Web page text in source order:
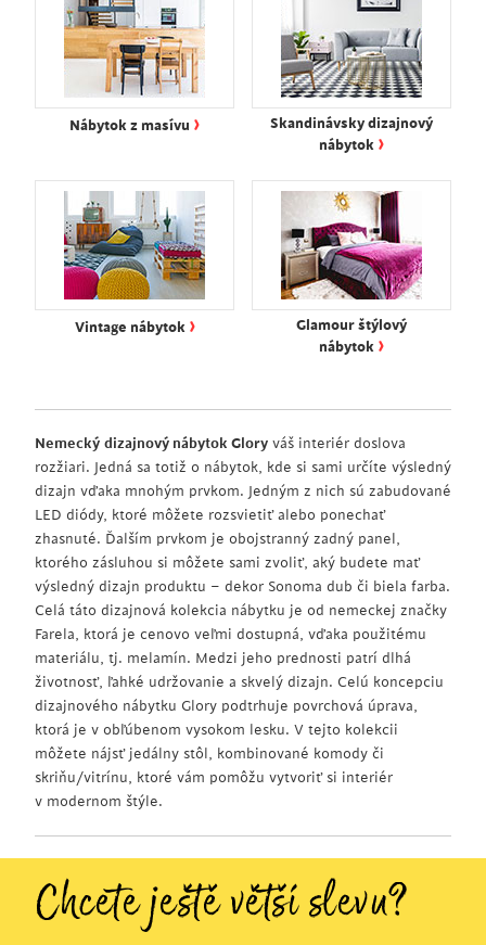
Nábytok z masívu ›
Skandinávsky dizajnový
nábytok ›
Vintage nábytok ›
Glamour štýlový
nábytok ›
Nemecký dizajnový nábytok Glory váš interiér doslova
rozžiari. Jedná sa totiž o nábytok, kde si sami určíte výsledný
dizajn vďaka mnohým prvkom. Jedným z nich sú zabudované
LED diódy, ktoré môžete rozsvietiť alebo ponechať
zhasnuté. Ďalším prvkom je obojstranný zadný panel,
ktorého zásluhou si môžete sami zvoliť, aký budete mať
výsledný dizajn produktu – dekor Sonoma dub či biela farba.
Celá táto dizajnová kolekcia nábytku je od nemeckej značky
Farela, ktorá je cenovo veľmi dostupná, vďaka použitému
materiálu, tj. melamín. Medzi jeho prednosti patrí dlhá
životnosť, ľahké udržovanie a skvelý dizajn. Celú koncepciu
dizajnového nábytku Glory podtrhuje povrchová úprava,
ktorá je v obľúbenom vysokom lesku. V tejto kolekcii
môžete nájsť jedálny stôl, kombinované komody či
skriňu/vitrínu, ktoré vám pomôžu vytvoriť si interiér
v modernom štýle.
Chcete ještě větší slevu?